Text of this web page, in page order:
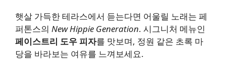
햇살 가득한 테라스에서 듣는다면 어울릴 노래는 페
퍼톤스의 New Hippie Generation. 시그니처 메뉴인
페이스트리 도우 피자를 맛보며, 정원 같은 초록 마
당을 바라보는 여유를 느껴보세요.